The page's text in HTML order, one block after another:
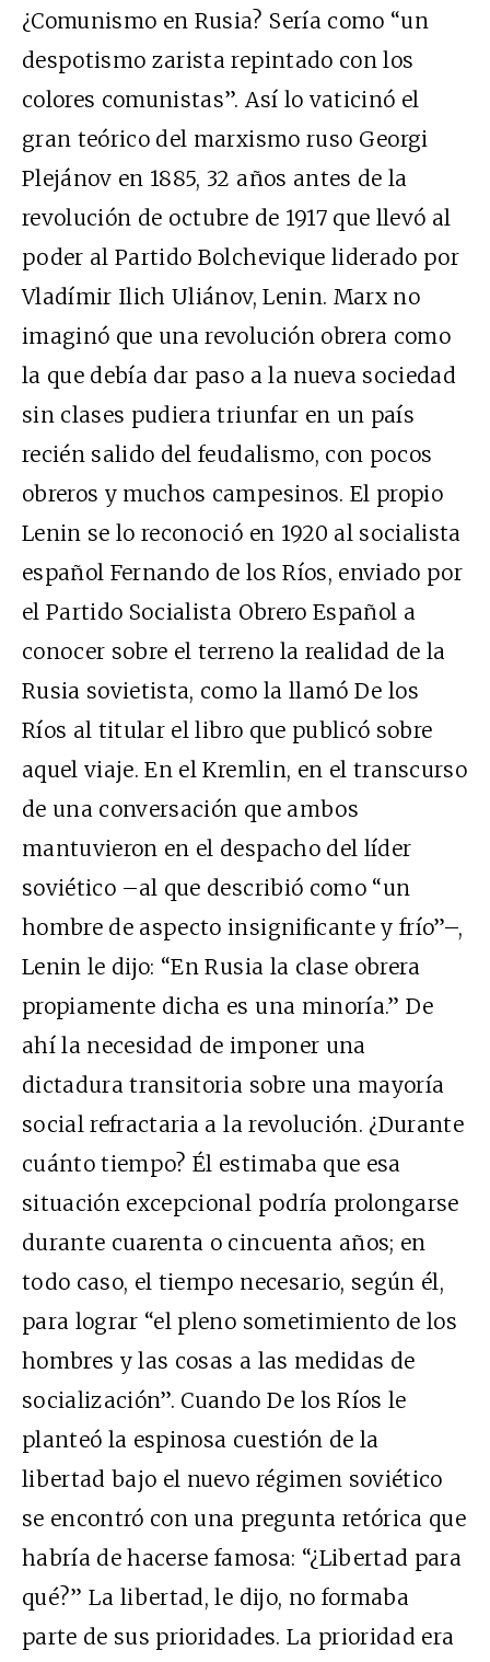
¿Comunismo en Rusia? Sería como “un
despotismo zarista repintado con los
colores comunistas”. Así lo vaticinó el
gran teórico del marxismo ruso Georgi
Plejánov en 1885, 32 años antes de la
revolución de octubre de 1917 que llevó al
poder al Partido Bolchevique liderado por
Vladímir Ilich Uliánov, Lenin. Marx no
imaginó que una revolución obrera como
la que debía dar paso a la nueva sociedad
sin clases pudiera triunfar en un país
recién salido del feudalismo, con pocos
obreros y muchos campesinos. El propio
Lenin se lo reconoció en 1920 al socialista
español Fernando de los Ríos, enviado por
el Partido Socialista Obrero Español a
conocer sobre el terreno la realidad de la
Rusia sovietista, como la llamó De los
Ríos al titular el libro que publicó sobre
aquel viaje. En el Kremlin, en el transcurso
de una conversación que ambos
mantuvieron en el despacho del líder
soviético –al que describió como “un
hombre de aspecto insignificante y frío”–,
Lenin le dijo: “En Rusia la clase obrera
propiamente dicha es una minoría.” De
ahí la necesidad de imponer una
dictadura transitoria sobre una mayoría
social refractaria a la revolución. ¿Durante
cuánto tiempo? Él estimaba que esa
situación excepcional podría prolongarse
durante cuarenta o cincuenta años; en
todo caso, el tiempo necesario, según él,
para lograr “el pleno sometimiento de los
hombres y las cosas a las medidas de
socialización”. Cuando De los Ríos le
planteó la espinosa cuestión de la
libertad bajo el nuevo régimen soviético
se encontró con una pregunta retórica que
habría de hacerse famosa: “¿Libertad para
qué?” La libertad, le dijo, no formaba
parte de sus prioridades. La prioridad era